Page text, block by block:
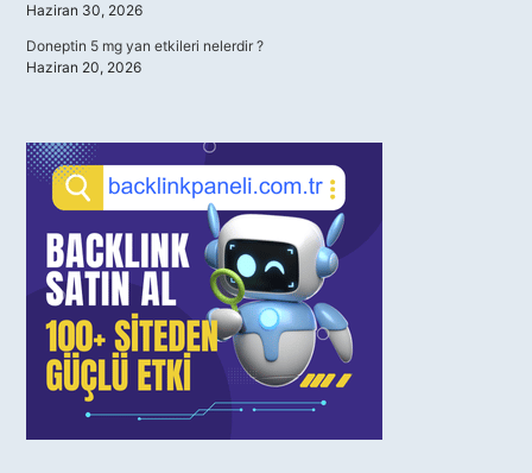
Haziran 30, 2026
Doneptin 5 mg yan etkileri nelerdir ?
Haziran 20, 2026